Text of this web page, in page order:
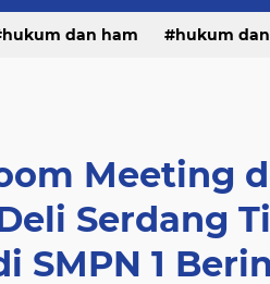
hukum dan ham hukum
Meeting
Serdang
SMPN 1